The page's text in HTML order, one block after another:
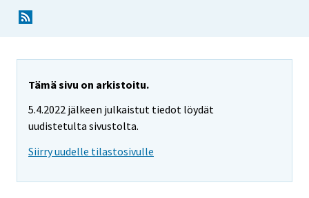
Tämä sivu on arkistoitu.
5.4.2022 jälkeen julkaistut tiedot löydät
uudistetulta sivustolta.
Siirry uudelle tilastosivulle